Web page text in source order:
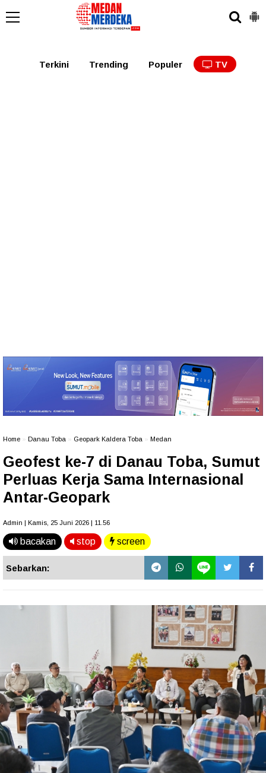
Tabagsel Tapanuli
Terkini Trending Populer TV
Home Danau Toba Geopark Kaldera Toba Medan
Geofest ke-7 di Danau Toba, Sumut
Perluas Kerja Sama Internasional
Antar-Geopark
Admin | Kamis, 25 Juni 2026 | 11.56
bacakan stop screen
Sebarkan: